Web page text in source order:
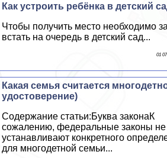
Как устроить ребёнка в детский
Чтобы получить место необходимо
встать на очередь в детский сад...
01
Какая семья считается
удостоверение)
Содержание статьи:Буква законаК
сожалению, федеральные законы не
устанавливают конкретного
для многодетной семьи...